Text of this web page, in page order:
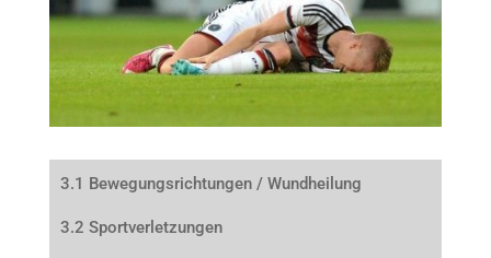
3.1 Bewegungsrichtungen / Wundheilung
3.2 Sportverletzungen